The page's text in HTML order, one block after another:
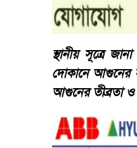
স্থানীয় সূত্রে
দোকানে আগুনের
আগুনের তীব্রতা ও